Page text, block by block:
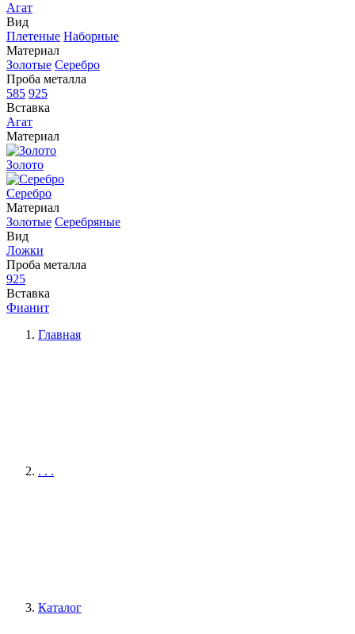
Агат
Вид
Плетеные Наборные
Материал
Золотые Серебро
Проба металла
585 925
Вставка
Агат
Материал
Золото
Серебро
Материал
Золотые Серебряные
Вид
Ложки
Проба металла
925
Вставка
Фианит
Главная
. . .
Каталог